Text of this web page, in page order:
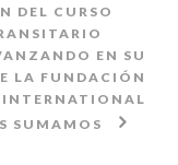
DEL CURSO
EN SU
LA FUNDACIÓN
SUMAMOS